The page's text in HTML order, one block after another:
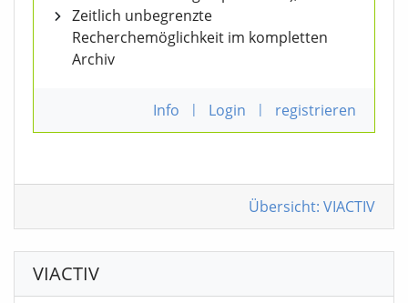
Zeitlich unbegrenzte
Recherchemöglichkeit im kompletten
Archiv
Info | Login | registrieren
Übersicht: VIACTIV
VIACTIV